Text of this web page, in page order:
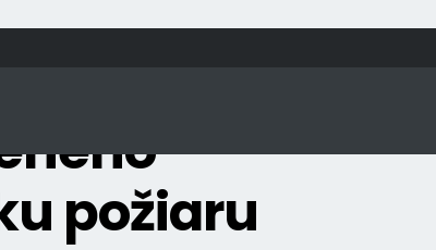
požiaru